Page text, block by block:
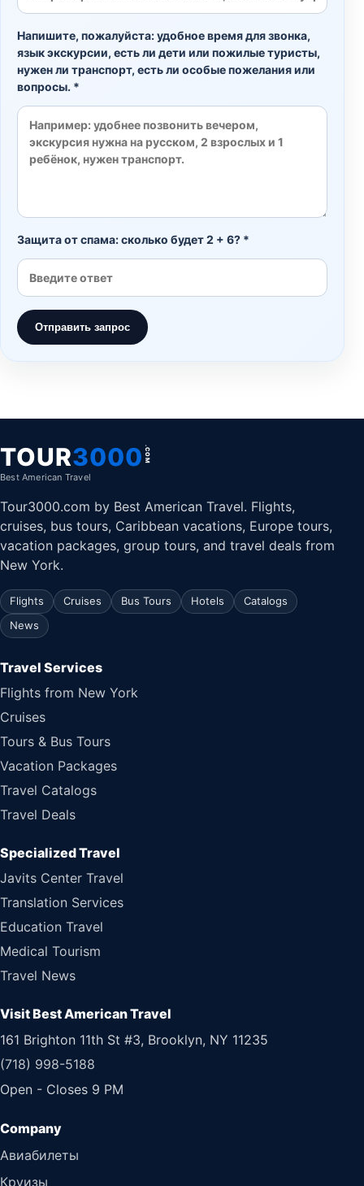
Напишите, пожалуйста: удобное время для звонка,
язык экскурсии, есть ли дети или пожилые туристы,
нужен ли транспорт, есть ли особые пожелания или
вопросы. *
Защита от спама: сколько будет 2 + 6? *
Отправить запрос
TOUR3000 .COM
Best American Travel
Tour3000.com by Best American Travel. Flights,
cruises, bus tours, Caribbean vacations, Europe tours,
vacation packages, group tours, and travel deals from
New York.
Flights Cruises Bus Tours Hotels
Catalogs
News
Travel Services
Flights from New York
Cruises
Tours & Bus Tours
Vacation Packages
Travel Catalogs
Travel Deals
Specialized Travel
Javits Center Travel
Translation Services
Education Travel
Medical Tourism
Travel News
Visit Best American Travel
161 Brighton 11th St #3, Brooklyn, NY 11235
(718) 998-5188
Open - Closes 9 PM
Авиабилеты
Круизы